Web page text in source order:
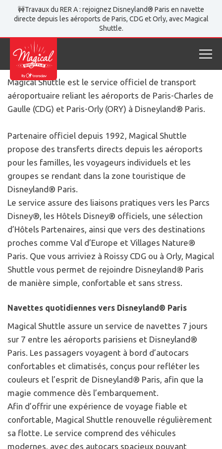
🚧Travaux du RER A : rejoignez Disneyland® Paris en navette
directe depuis les aéroports de Paris, CDG et Orly, avec Magical
Shuttle.
Magical Shuttle Découvrir Magical Shuttle
Découvrir Magical Shuttle
Service officiel de transport aéroportuaire vers
Disneyland® Paris
Magical Shuttle est le service officiel de transport
aéroportuaire reliant les aéroports de Paris-Charles de
Gaulle (CDG) et Paris-Orly (ORY) à Disneyland® Paris.
Partenaire officiel depuis 1992, Magical Shuttle
propose des transferts directs depuis les aéroports
pour les familles, les voyageurs individuels et les
groupes se rendant dans la zone touristique de
Disneyland® Paris.
Le service assure des liaisons pratiques vers les Parcs
Disney®, les Hôtels Disney® officiels, une sélection
d’Hôtels Partenaires, ainsi que vers des destinations
proches comme Val d’Europe et Villages Nature®
Paris. Que vous arriviez à Roissy CDG ou à Orly, Magical
Shuttle vous permet de rejoindre Disneyland® Paris
de manière simple, confortable et sans stress.
Navettes quotidiennes vers Disneyland® Paris
Magical Shuttle assure un service de navettes 7 jours
sur 7 entre les aéroports parisiens et Disneyland®
Paris. Les passagers voyagent à bord d’autocars
confortables et climatisés, conçus pour refléter les
couleurs et l’esprit de Disneyland® Paris, afin que la
magie commence dès l’embarquement.
Afin d’offrir une expérience de voyage fiable et
confortable, Magical Shuttle renouvelle régulièrement
sa flotte. Le service comprend des véhicules
modernes, avec des autocars spacieux pouvant